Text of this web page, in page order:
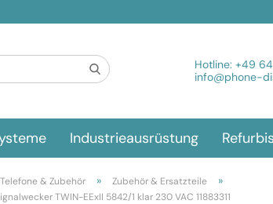
Hotline: +49
info@phone-
Industrieausrüstung
Telefone & Zubehör » Zubehör & Ersatzteile »
TWIN-EExII 5842/1 klar 230 VAC 11883311